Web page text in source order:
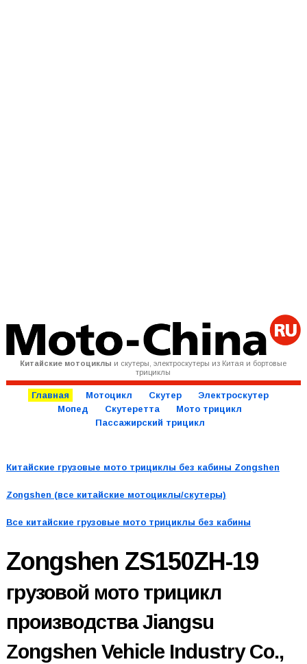
Китайские мотоциклы и скутеры, электроскутеры из Китая и бортовые
трициклы
Главная Мотоцикл Скутер
Электроскутер
Мопед
Скутеретта
Мото трицикл
Пассажирский трицикл
Китайские грузовые мото трициклы без кабины Zongshen
Zongshen (все китайские мотоциклы/скутеры)
Все китайские грузовые мото трициклы без кабины
Zongshen ZS150ZH-19
грузовой мото трицикл
производства Jiangsu
Zongshen Vehicle Industry Co.,